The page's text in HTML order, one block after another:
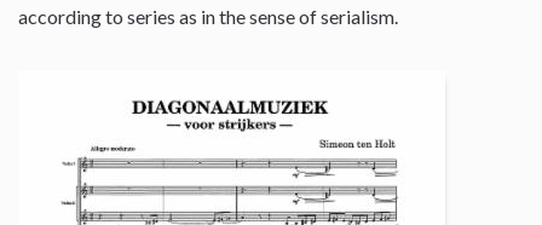
according to series as in the sense of serialism.